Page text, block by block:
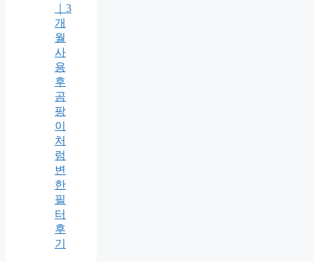
｜3
개
월
사
용
후
곰
팡
이
처
럼
변
한
필
터
후
기